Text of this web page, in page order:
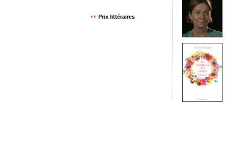
Prix littéraires